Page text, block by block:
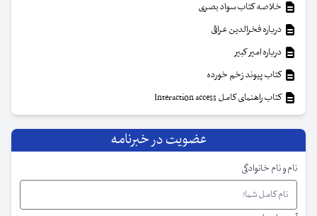
خلاصه کتاب سواد بصری
درباره فخرالدین عراقی
درباره امیر کبیر
کتاب پیوند زخم خورده
کتاب راهنمای کامل Interaction access
عضویت در خبرنامه
نام و نام خانوادگی